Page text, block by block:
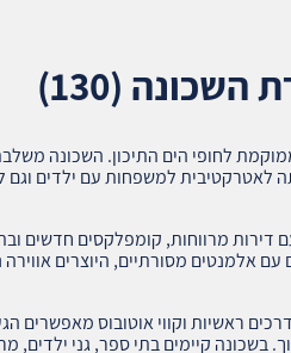
(130)
לחופי הים התיכון. השכונה
למשפחות עם ילדים וגם
דירות מרווחות, קומפלקסים חדשים
אלמנטים מסורתיים, היוצרים אווירה
ראשיות וקווי אוטובוס מאפשרים
בשכונה קיימים בתי ספר, גני ילדים,